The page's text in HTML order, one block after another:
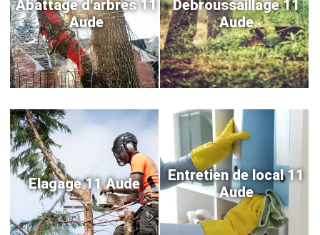
Abattage d'arbres 11
Aude
Debroussaillage 11
Aude
Elagage 11 Aude
Entretien de local 11
Aude